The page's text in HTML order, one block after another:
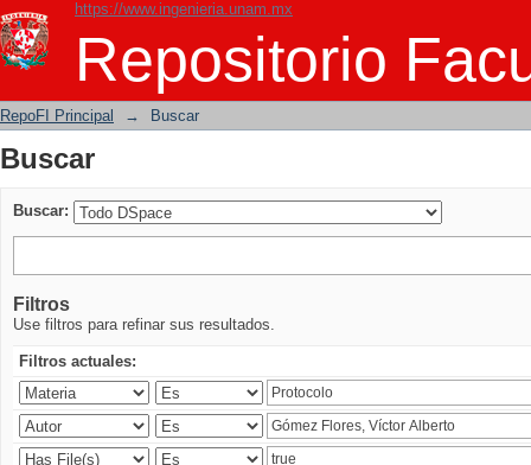
https://www.ingenieria.unam.mx
Repositorio
Buscar
RepoFI Principal → Buscar
Buscar
Buscar:
Filtros
Use filtros para refinar sus resultados.
Filtros actuales: